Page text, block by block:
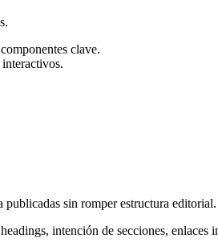
clave.
sin romper estructura editorial.
intención de secciones, enlaces